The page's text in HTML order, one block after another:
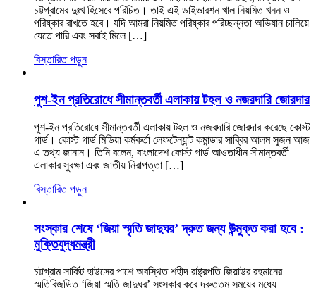
চট্টগ্রামের দুঃখ হিসেবে পরিচিত। তাই এই ডাইভারশন খাল নিয়মিত খনন ও
পরিষ্কার রাখতে হবে। যদি আমরা নিয়মিত পরিষ্কার পরিচ্ছন্নতা অভিযান চালিয়ে
যেতে পারি এবং সবাই মিলে […]
বিস্তারিত পড়ুন
পুশ-ইন প্রতিরোধে সীমান্তবর্তী এলাকায় টহল ও নজরদারি জোরদার
পুশ-ইন প্রতিরোধে সীমান্তবর্তী এলাকায় টহল ও নজরদারি জোরদার করেছে কোস্ট
গার্ড। কোস্ট গার্ড মিডিয়া কর্মকর্তা লেফটেন্যান্ট কমান্ডার সাব্বির আলম সুজন আজ
এ তথ্য জানান। তিনি বলেন, বাংলাদেশ কোস্ট গার্ড আওতাধীন সীমান্তবর্তী
এলাকার সুরক্ষা এবং জাতীয় নিরাপত্তা […]
বিস্তারিত পড়ুন
সংস্কার শেষে ‘জিয়া স্মৃতি জাদুঘর’ দ্রুত জন্য উন্মুক্ত করা হবে :
মুক্তিযুদ্ধমন্ত্রী
চট্টগ্রাম সার্কিট হাউসের পাশে অবস্থিত শহীদ রাষ্ট্রপতি জিয়াউর রহমানের
স্মৃতিবিজড়িত ‘জিয়া স্মৃতি জাদুঘর’ সংস্কার করে দ্রুততম সময়ের মধ্যে